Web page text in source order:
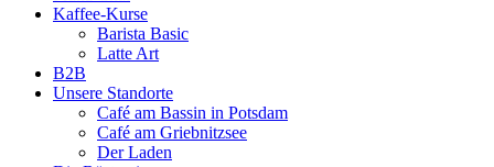
Kaffee-Kurse
Barista Basic
Latte Art
B2B
Unsere Standorte
Café am Bassin in Potsdam
Café am Griebnitzsee
Der Laden